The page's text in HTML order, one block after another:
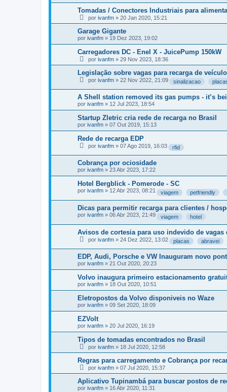
Tomadas / Conectores Industriais para
por ivanfm » 20 Jan 2020, 15:21
Garage Gigante
por ivanfm » 19 Dez 2023, 19:02
Carregadores DC - Enel X - JuicePump 150kW
por ivanfm » 29 Nov 2023, 18:36
Legislação sobre vagas para recarga de
por ivanfm » 22 Nov 2022, 21:09 sinalizacao
A Shell station removed its gas pumps - it’s
por ivanfm » 12 Jul 2023, 18:54
Startup Zletric cria rede de recarga no Brasil
por ivanfm » 07 Out 2019, 15:13
Rede de recarga EDP
por ivanfm » 07 Ago 2019, 16:03 rfid
Cobrança por ociosidade
por ivanfm » 23 Abr 2023, 17:22
Hotel Bergblick - Pomerode - SC
por ivanfm » 12 Abr 2023, 08:21 viagem petfriendly
Dicas para permitir recarga para clientes /
por ivanfm » 06 Abr 2023, 21:49 viagem hotel
Avisos de cortesia para uso indevido de vagas
por ivanfm » 24 Dez 2022, 13:02 placas abravei
EDP, Audi, Porsche e VW Inauguram novo
por ivanfm » 21 Out 2020, 20:23
Volvo inaugura primeiro estacionamento
por ivanfm » 18 Out 2020, 10:51
Eletropostos da Volvo disponiveis no Waze
por ivanfm » 09 Set 2020, 18:09
EZVolt
por ivanfm » 20 Jul 2020, 16:19
Tipos de tomadas encontrados no Brasil
por ivanfm » 18 Jul 2020, 12:58
Regras para carregamento e Cobrança por
por ivanfm » 07 Jul 2020, 15:37
Aplicativo Tupinambá para buscar postos de
por ivanfm » 16 Abr 2020, 11:31